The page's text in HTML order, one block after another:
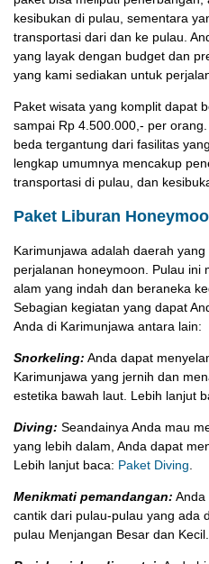
kesibukan di pulau, sementara
transportasi dari dan ke pulau.
yang layak dengan budget dan
yang kami sediakan untuk
Paket wisata yang komplit dapat
sampai Rp 4.500.000,- per
beda tergantung dari fasilitas
lengkap umumnya mencakup
transportasi di pulau, dan
Paket Liburan
Karimunjawa adalah daerah
perjalanan honeymoon. Pulau ini
alam yang indah dan beraneka
Sebagian kegiatan yang dapat
Anda di Karimunjawa antara lain:
Snorkeling: Anda dapat
Karimunjawa yang jernih dan
estetika bawah laut. Lebih lanjut
Diving: Seandainya Anda mau
yang lebih dalam, Anda dapat
Lebih lanjut baca: Paket Diving.
Menikmati pemandangan: Anda
cantik dari pulau-pulau yang ada
pulau Menjangan Besar dan Kecil.